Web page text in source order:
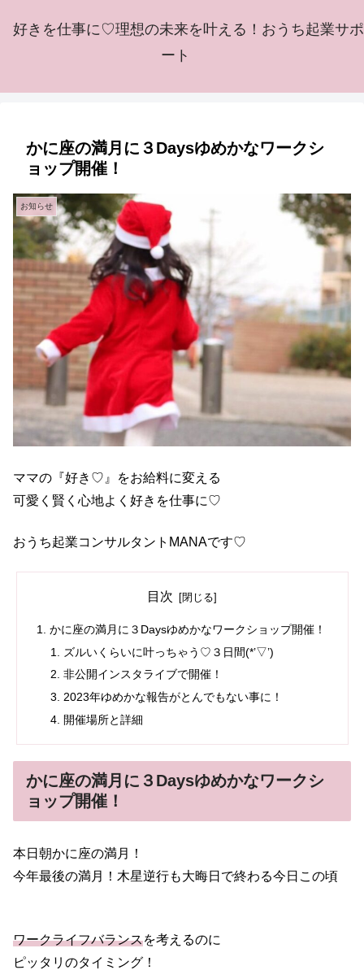
好きを仕事に♡理想の未来を叶える！おうち起業サポ
ート
かに座の満月に３Daysゆめかなワークシ
ョップ開催！
お知らせ
ママの『好き♡』をお給料に変える
可愛く賢く心地よく好きを仕事に♡
おうち起業コンサルタントMANAです♡
目次
かに座の満月に３Daysゆめかなワークショップ開催！
ズルいくらいに叶っちゃう♡３日間(*’▽’)
非公開インスタライブで開催！
2023年ゆめかな報告がとんでもない事に！
開催場所と詳細
かに座の満月に３Daysゆめかなワークシ
ョップ開催！
本日朝かに座の満月！
今年最後の満月！木星逆行も大晦日で終わる今日この頃
ワークライフバランスを考えるのに
ピッタリのタイミング！